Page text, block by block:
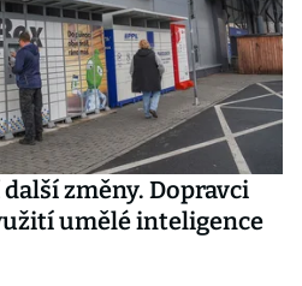
změny. Dopravci
umělé inteligence